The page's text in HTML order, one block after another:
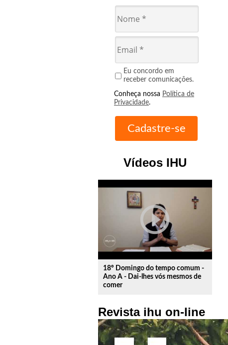
Eu concordo em
receber comunicações.
Conheça nossa Política de
Privacidade.
Vídeos IHU
play_circle_outline
18º Domingo do tempo comum -
Ano A - Dai-lhes vós mesmos de
comer
Revista ihu on-line